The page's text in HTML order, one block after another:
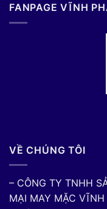
FANPAGE VĨNH
VỀ CHÚNG TÔI
– CÔNG TY TNHH
MẠI MAY MẶC VĨNH